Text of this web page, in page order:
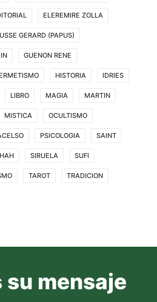
ELEREMIRE ZOLLA
GERARD (PAPUS)
GUENON RENE
HISTORIA IDRIES
LIBRO MAGIA MARTIN
MISTICA OCULTISMO
PSICOLOGIA SAINT
SIRUELA SUFI
TAROT TRADICION
su mensaje